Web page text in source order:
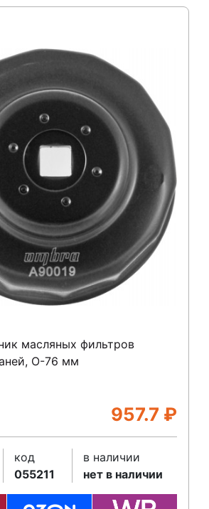
масляных фильтров
O-76 мм
957.7 ₽
код
055211
в наличии
нет в наличии